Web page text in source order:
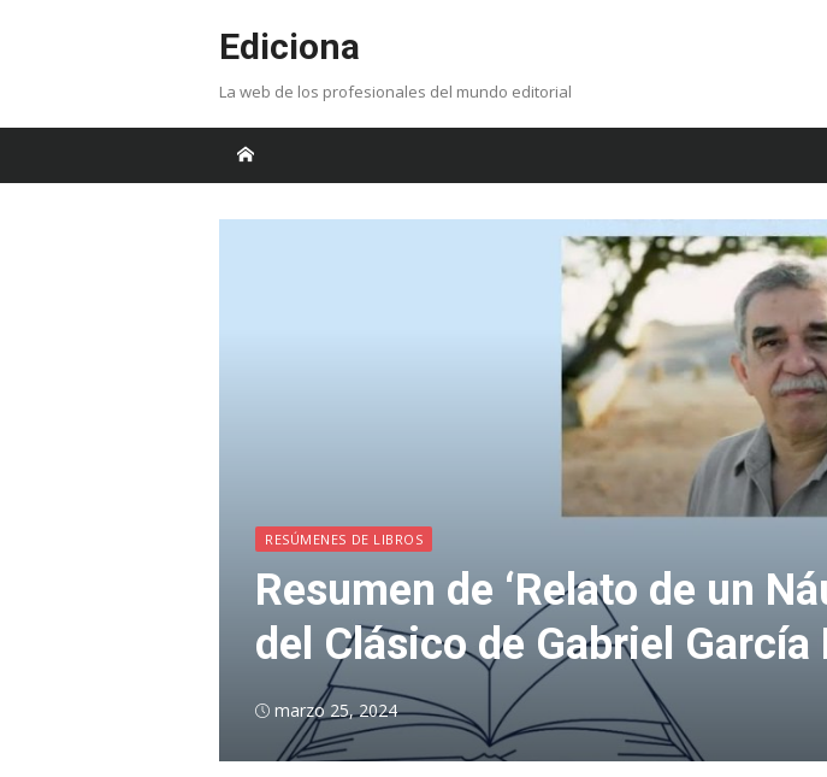
Ediciona
La web de los profesionales del mundo editorial
RESÚMENES DE LIBROS
Resumen de ‘Relato de un
del Clásico de Gabriel García
Posted
marzo 25, 2024